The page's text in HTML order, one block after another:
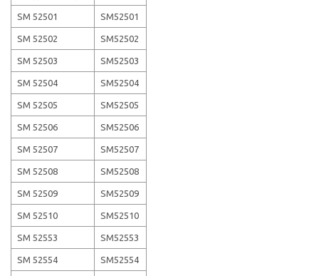
SM 52501 SM52501
SM 52502 SM52502
SM 52503 SM52503
SM 52504 SM52504
SM 52505 SM52505
SM 52506 SM52506
SM 52507 SM52507
SM 52508 SM52508
SM 52509 SM52509
SM 52510 SM52510
SM 52553 SM52553
SM 52554 SM52554